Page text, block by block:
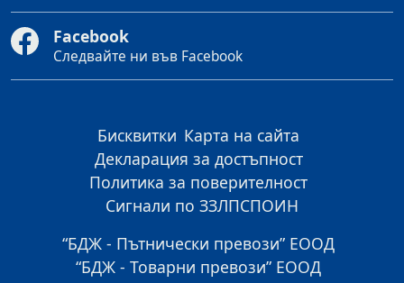
Facebook
Следвайте ни във Facebook
Бисквитки Карта на сайта
Декларация за достъпност
Политика за поверителност
Сигнали по ЗЗЛПСПОИН
“БДЖ - Пътнически превози” ЕООД
“БДЖ - Товарни превози” ЕООД